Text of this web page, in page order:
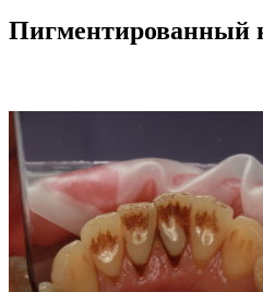
Пигментированный